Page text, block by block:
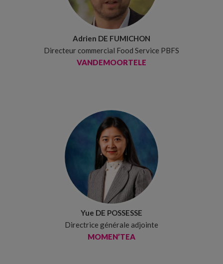
Adrien DE FUMICHON
Directeur commercial Food Service PBFS
VANDEMOORTELE
Yue DE POSSESSE
Directrice générale adjointe
MOMEN’TEA